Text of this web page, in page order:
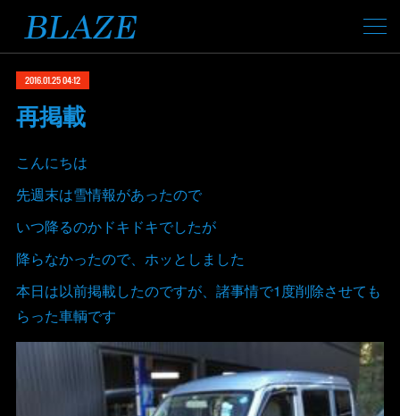
2016.01.25 04:12
再掲載
こんにちは
先週末は雪情報があったので
いつ降るのかドキドキでしたが
降らなかったので、ホッとしました
本日は以前掲載したのですが、諸事情で1度削除させても
らった車輌です